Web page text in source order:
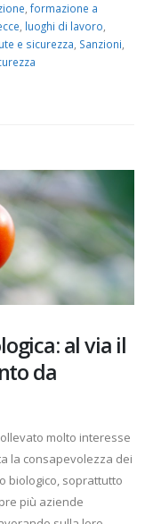
, formazione a
, luoghi di lavoro,
e sicurezza, Sanzioni,
al via il
da
molto interesse
la consapevolezza dei
biologico, soprattutto
più aziende